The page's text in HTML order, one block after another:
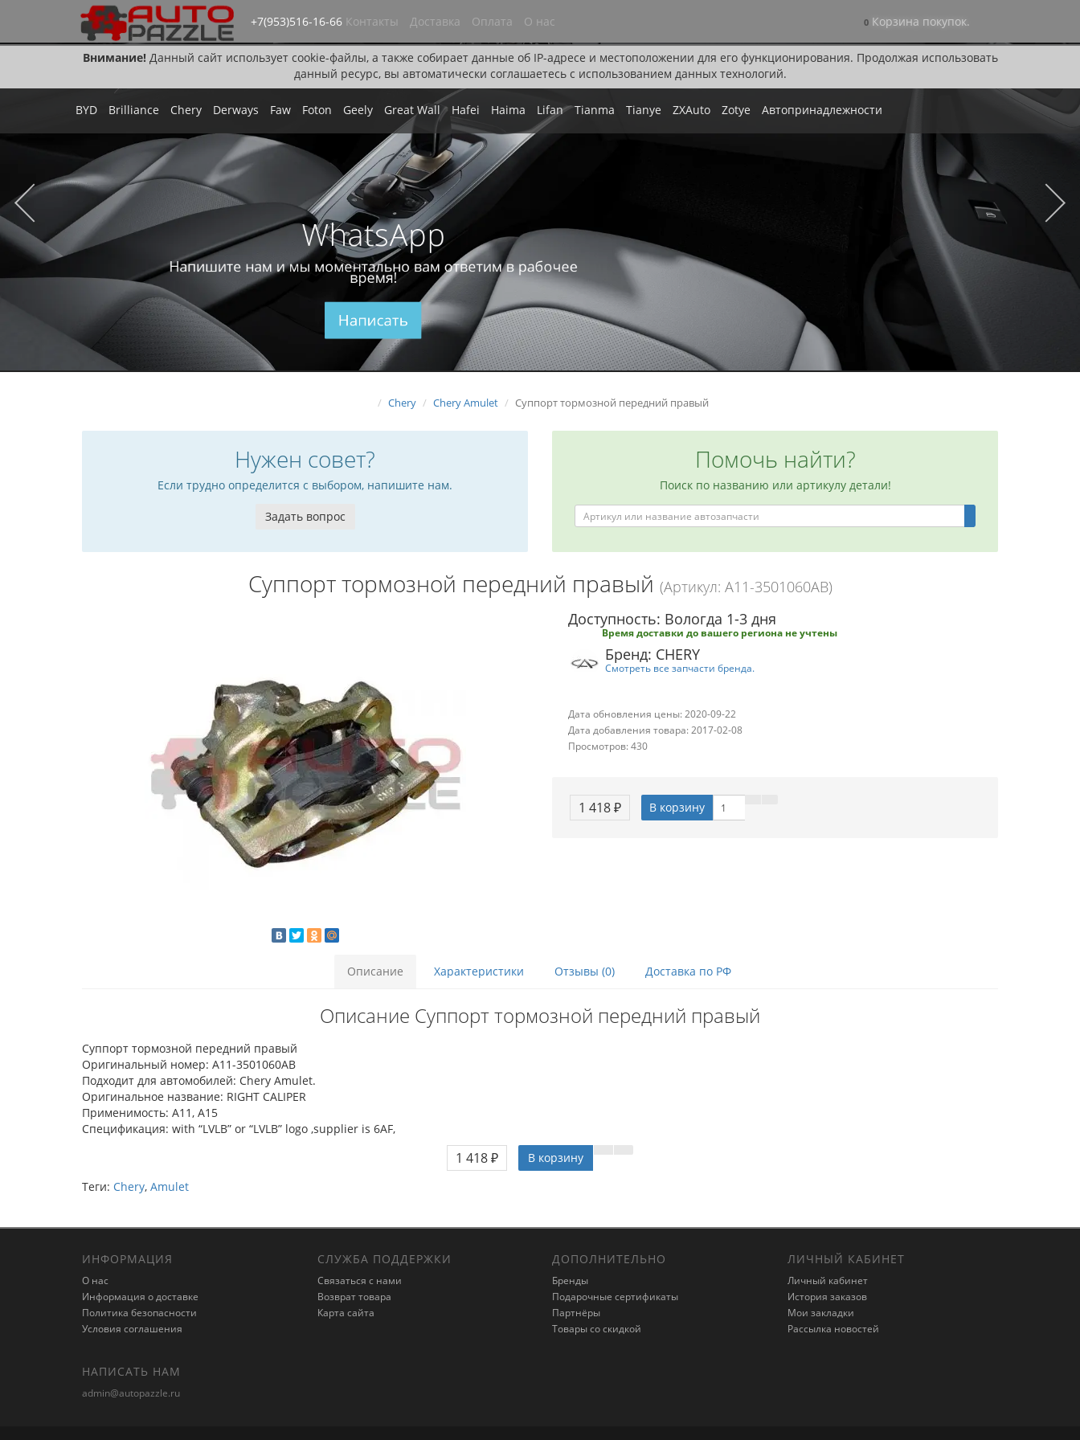
Внимание!Данный сайт использует cookie-файлы, а также собирает данные об IP-адресе и местоположении для его функционирования. Продолжая использовать
данный ресурс, вы автоматически соглашаетесь с использованием данных технологий.
+7(953)516-16-66 Контакты Доставка Оплата О нас 0 Корзина покупок.
BYD Brilliance Chery Derways Faw Foton Geely Great Wall Hafei Haima Lifan Tianma Tianye ZXAuto Zotye Автопринадлежности
WhatsApp
Напишите нам и мы моментально вам ответим в рабочее
время!
Написать
Chery Chery Amulet Суппорт тормозной передний правый
Нужен совет?
Если трудно определится с выбором, напишите нам.
Задать вопрос
Помочь найти?
Поиск по названию или артикулу детали!
Суппорт тормозной передний правый (Артикул: A11-3501060AB)
Доступность: Вологда 1-3 дня
Время доставки до вашего региона не учтены
Бренд: CHERY
Смотреть все запчасти бренда.
Дата обновления цены: 2020-09-22
Дата добавления товара: 2017-02-08
Просмотров: 430
1 418 ₽ В корзину
Описание Характеристики Отзывы (0) Доставка по РФ
Описание Суппорт тормозной передний правый
Суппорт тормозной передний правый
Оригинальный номер: A11-3501060AB
Подходит для автомобилей: Chery Amulet.
Оригинальное название: RIGHT CALIPER
Применимость: A11, A15
Спецификация: with “LVLB” or “LVLB” logo ,supplier is 6AF,
1 418 ₽
В корзину
Теги: Chery, Amulet
ИНФОРМАЦИЯ
О нас
Информация о доставке
Политика безопасности
Условия соглашения
СЛУЖБА ПОДДЕРЖКИ
Связаться с нами
Возврат товара
Карта сайта
ДОПОЛНИТЕЛЬНО
Бренды
Подарочные сертификаты
Партнёры
Товары со скидкой
ЛИЧНЫЙ КАБИНЕТ
Личный кабинет
История заказов
Мои закладки
Рассылка новостей
НАПИСАТЬ НАМ
admin@autopazzle.ru